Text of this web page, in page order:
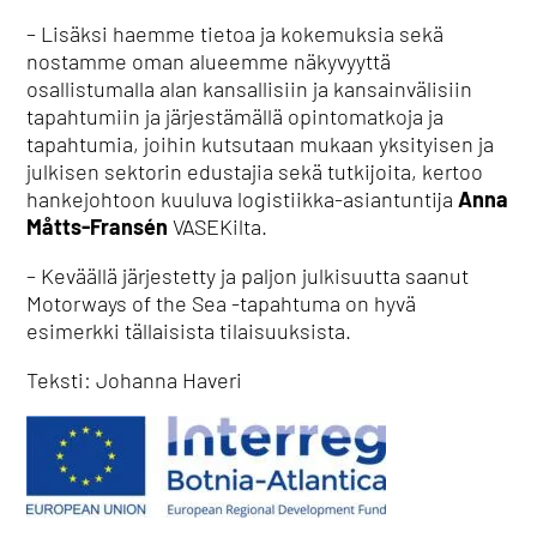
– Lisäksi haemme tietoa ja kokemuksia sekä
nostamme oman alueemme näkyvyyttä
osallistumalla alan kansallisiin ja kansainvälisiin
tapahtumiin ja järjestämällä opintomatkoja ja
tapahtumia, joihin kutsutaan mukaan yksityisen ja
julkisen sektorin edustajia sekä tutkijoita, kertoo
hankejohtoon kuuluva logistiikka-asiantuntija Anna
Måtts-Fransén VASEKilta.
– Keväällä järjestetty ja paljon julkisuutta saanut
Motorways of the Sea -tapahtuma on hyvä
esimerkki tällaisista tilaisuuksista.
Teksti: Johanna Haveri